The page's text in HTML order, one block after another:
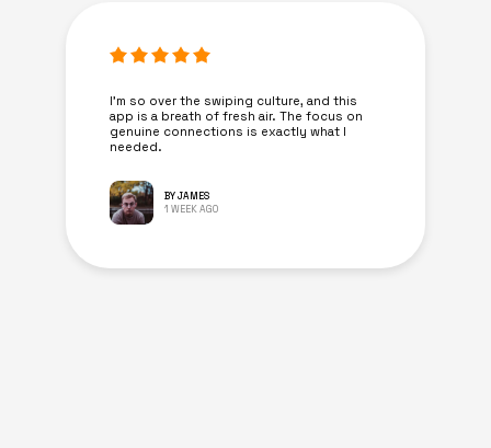
I’m so over the swiping culture, and this
app is a breath of fresh air. The focus on
genuine connections is exactly what I
needed.
BY JAMES
1 WEEK AGO